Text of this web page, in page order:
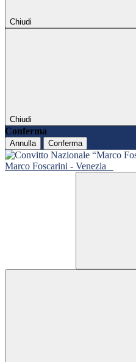
Chiudi
Chiudi
Conferma
Annulla Conferma
Marco Foscarini - Venezia